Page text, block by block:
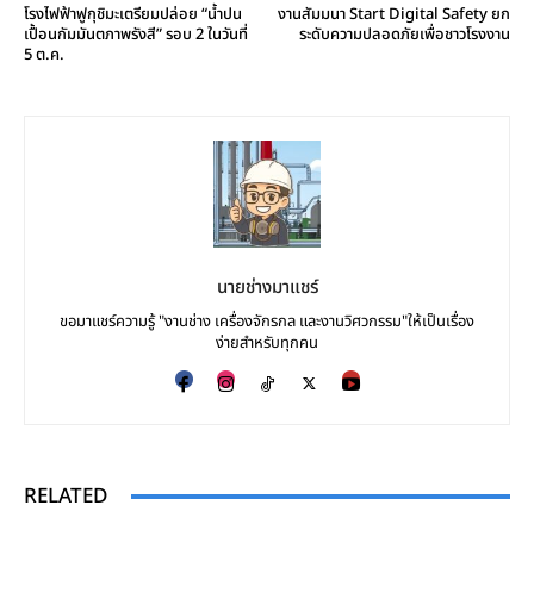
โรงไฟฟ้าฟูกุชิมะเตรียมปล่อย “น้ำปน
เปื้อนกัมมันตภาพรังสี” รอบ 2 ในวันที่
5 ต.ค.
งานสัมมนา Start Digital Safety ยก
ระดับความปลอดภัยเพื่อชาวโรงงาน
นายช่างมาแชร์
ขอมาแชร์ความรู้ "งานช่าง เครื่องจักรกล และงานวิศวกรรม"ให้เป็นเรื่อง
ง่ายสำหรับทุกคน
RELATED